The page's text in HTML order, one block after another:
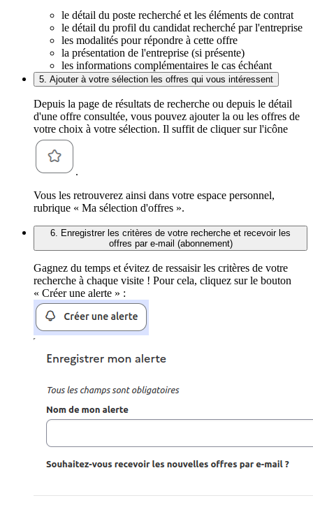
le détail du poste recherché et les éléments de contrat
le détail du profil du candidat recherché par l'entreprise
les modalités pour répondre à cette offre
la présentation de l'entreprise (si présente)
les informations complémentaires le cas échéant
5. Ajouter à votre sélection les offres qui vous intéressent
Depuis la page de résultats de recherche ou depuis le détail
d'une offre consultée, vous pouvez ajouter la ou les offres de
votre choix à votre sélection. Il suffit de cliquer sur l'icône
.
Vous les retrouverez ainsi dans votre espace personnel,
rubrique « Ma sélection d'offres ».
6. Enregistrer les critères de votre recherche et recevoir les
offres par e-mail (abonnement)
Gagnez du temps et évitez de ressaisir les critères de votre
recherche à chaque visite ! Pour cela, cliquez sur le bouton
« Créer une alerte » :